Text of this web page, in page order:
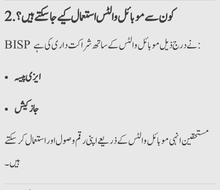
2. کون سے موبائل والٹس استعمال کیے جا سکتے ہیں؟
BISP نے درج ذیل موبائل والٹس کے ساتھ شراکت داری کی ہے:
ایزی پیسہ
جاز کیش
مستحقین انہی موبائل والٹس کے ذریعے اپنی رقم وصول اور استعمال کر سکتے
ہیں۔